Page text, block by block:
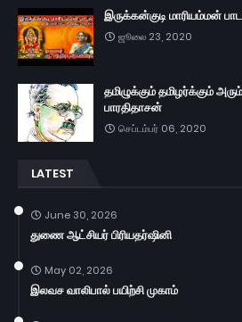
இருக்கன்குடி மாரியம்மன்
ஜூலை 23, 2020
தமிழுக்கும் தமிழர்க்கும்
பாரதிதாசன்
செப்டம்பர் 06, 2020
LATEST
June 30, 2026
துணை ஆட்சியர் பிரியதர்ஷினி
May 02, 2026
இலவச வாலிபால் பயிற்சி முகாம்